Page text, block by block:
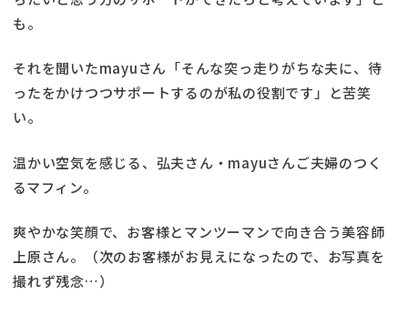
も。
それを聞いたmayuさん「そんな突っ走りがちな夫に、待
ったをかけつつサポートするのが私の役割です」と苦笑
い。
温かい空気を感じる、弘夫さん・mayuさんご夫婦のつく
るマフィン。
爽やかな笑顔で、お客様とマンツーマンで向き合う美容師
上原さん。（次のお客様がお見えになったので、お写真を
撮れず残念…）